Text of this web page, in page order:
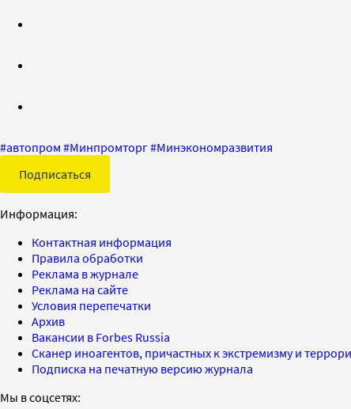
#автопром #Минпромторг#Минэкономразвития
Подписаться
Информация:
Контактная информация
Правила обработки
Реклама в журнале
Реклама на сайте
Условия перепечатки
Архив
Вакансии в Forbes Russia
Сканер иноагентов, причастных к экстремизму и
Подписка на печатную версию журнала
Мы в соцсетях: